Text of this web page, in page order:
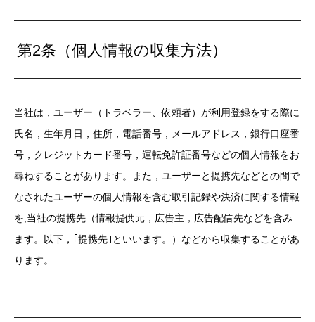
第2条（個人情報の収集方法）
当社は，ユーザー（トラベラー、依頼者）が利用登録をする際に
氏名，生年月日，住所，電話番号，メールアドレス，銀行口座番
号，クレジットカード番号，運転免許証番号などの個人情報をお
尋ねすることがあります。また，ユーザーと提携先などとの間で
なされたユーザーの個人情報を含む取引記録や決済に関する情報
を,当社の提携先（情報提供元，広告主，広告配信先などを含み
ます。以下，｢提携先｣といいます。）などから収集することがあ
ります。